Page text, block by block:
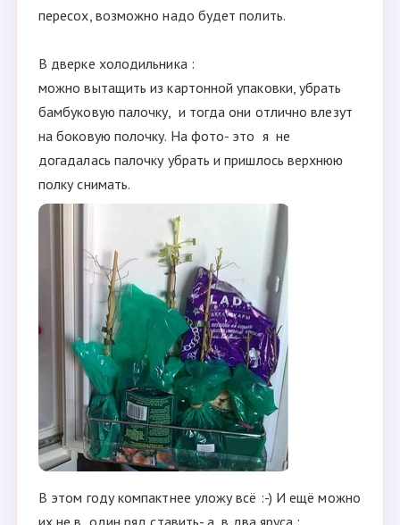
способ№ 2. "Холодильник "
Хранить при температуре +1+6С. Проверить чтоб
грунт влажный и поставить в :
- холодильник работающий дома, или не
работающий с находящийся в саду, или на
балконе( т.е. там, где холодно)
Периодически проверять состояние- чтобы не
пересох, возможно надо будет полить.
В дверке холодильника :
можно вытащить из картонной упаковки, убрать
бамбуковую палочку, и тогда они отлично влезут
на боковую полочку. На фото- это я не
догадалась палочку убрать и пришлось верхнюю
полку снимать.